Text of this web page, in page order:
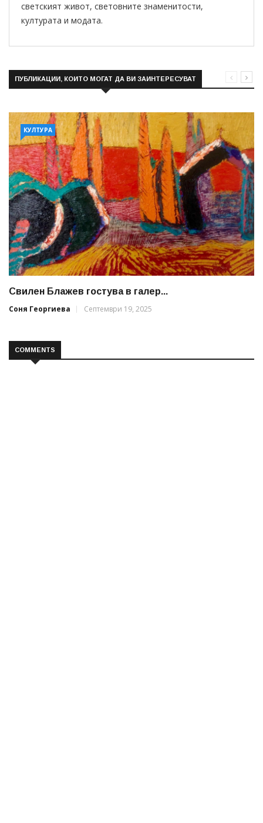
светският живот, световните знаменитости,
културата и модата.
ПУБЛИКАЦИИ, КОИТО МОГАТ ДА ВИ ЗАИНТЕРЕСУВАТ
КУЛТУРА
Свилен Блажев гостува в галер...
Соня Георгиева
Септември 19, 2025
COMMENTS